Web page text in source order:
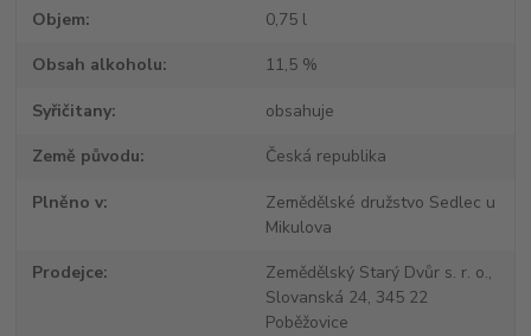
Objem 0,75 l
Obsah alkoholu 11,5 %
Syřičitany obsahuje
Země původu Česká republika
Plněno v
Zemědělské družstvo Sedlec u
Mikulova
Prodejce
Zemědělský Starý Dvůr s. r. o.,
Slovanská 24, 345 22
Poběžovice